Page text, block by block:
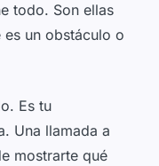
todo. Son ellas
es un obstáculo o
Es tu
Una llamada a
mostrarte qué